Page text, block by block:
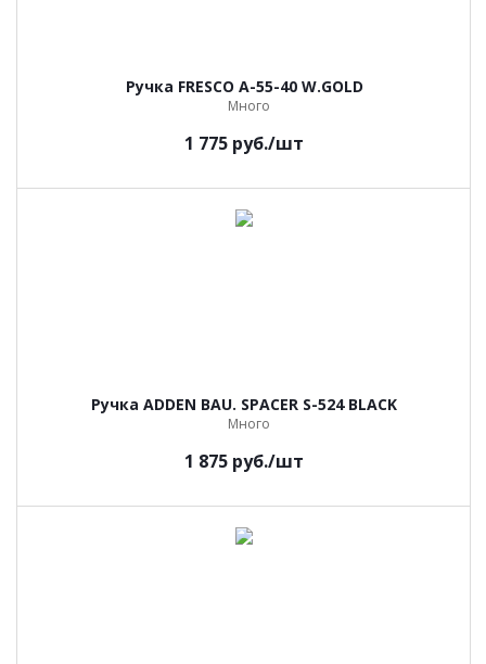
Ручка FRESCO A-55-40 W.GOLD
Много
1 775 руб./шт
Ручка ADDEN BAU. SPACER S-524 BLACK
Много
1 875 руб./шт